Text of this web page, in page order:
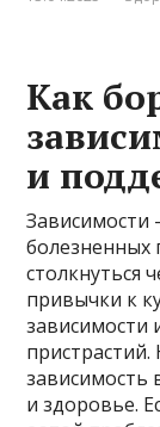
Как
и
Зависимости
столкнуться
привычки к
зависимости
зависимость
и здоровье.